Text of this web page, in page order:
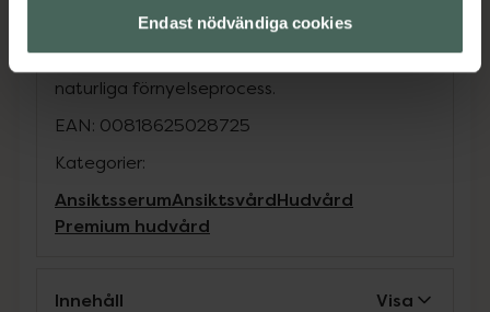
Endast nödvändiga cookies
Bygger grunden för synlig hudföryngring.
naturliga förnyelseprocess.
EAN: 00818625028725
Kategorier:
AnsiktsserumAnsiktsvårdHudvård
Premium hudvård
Innehåll Visa